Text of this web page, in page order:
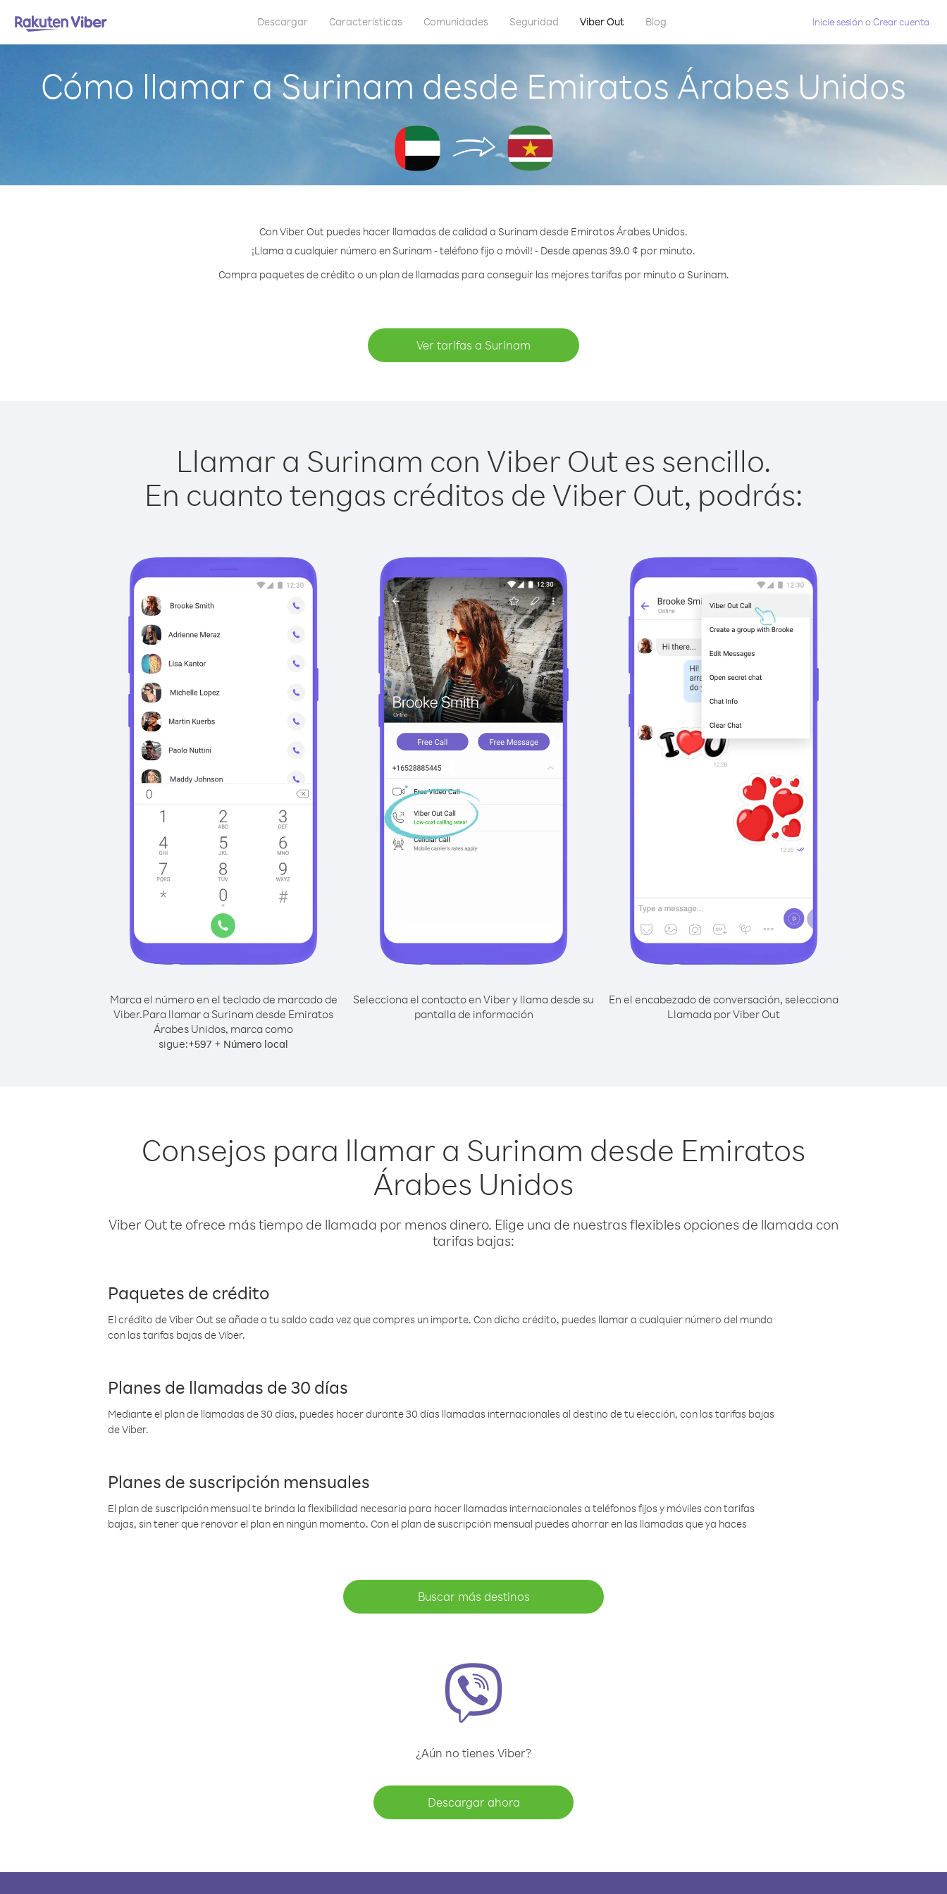
Descargar Características Comunidades Seguridad Viber Out Blog Inicie sesión oCrear cuenta
Cómo llamar a Surinam desde Emiratos Árabes Unidos
Con Viber Out puedes hacer llamadas de calidad a Surinam desde Emiratos Árabes Unidos.
¡Llama a cualquier número en Surinam - teléfono fijo o móvil! - Desde apenas 39.0 ¢ por minuto.
Compra paquetes de crédito o un plan de llamadas para conseguir las mejores tarifas por minuto a Surinam.
Ver tarifas a Surinam
Llamar a Surinam con Viber Out es sencillo.
En cuanto tengas créditos de Viber Out, podrás:
Marca el número en el teclado de marcado de
Viber.Para llamar a Surinam desde Emiratos
Árabes Unidos, marca como
sigue:+597 + Número local
Selecciona el contacto en Viber y llama desde su
pantalla de información
En el encabezado de conversación, selecciona
Llamada por Viber Out
Consejos para llamar a Surinam desde Emiratos
Árabes Unidos
Viber Out te ofrece más tiempo de llamada por menos dinero. Elige una de nuestras flexibles opciones de llamada con
tarifas bajas:
Paquetes de crédito
El crédito de Viber Out se añade a tu saldo cada vez que compres un importe. Con dicho crédito, puedes llamar a cualquier número del mundo
con las tarifas bajas de Viber.
Planes de llamadas de 30 días
Mediante el plan de llamadas de 30 días, puedes hacer durante 30 días llamadas internacionales al destino de tu elección, con las tarifas bajas
de Viber.
Planes de suscripción mensuales
El plan de suscripción mensual te brinda la flexibilidad necesaria para hacer llamadas internacionales a teléfonos fijos y móviles con tarifas
bajas, sin tener que renovar el plan en ningún momento. Con el plan de suscripción mensual puedes ahorrar en las llamadas que ya haces
Buscar más destinos
¿Aún no tienes Viber?
Descargar ahora